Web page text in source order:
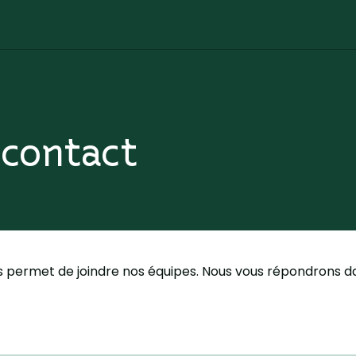
permet de joindre nos équipes. Nous vous répondrons